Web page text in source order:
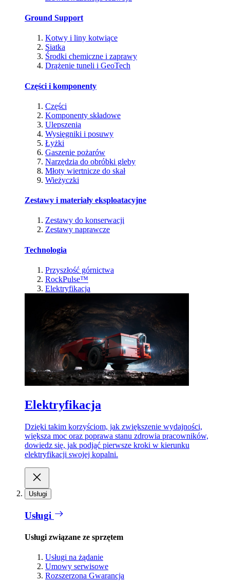
Ground Support
Kotwy i liny kotwiące
Siatka
Środki chemiczne i zaprawy
Drążenie tuneli i GeoTech
Części i komponenty
Części
Komponenty składowe
Ulepszenia
Wysięgniki i posuwy
Łyżki
Gaszenie pożarów
Narzędzia do obróbki gleby
Młoty wiertnicze do skał
Wieżyczki
Zestawy i materiały eksploatacyjne
Zestawy do konserwacji
Zestawy naprawcze
Technologia
Przyszłość górnictwa
RockPulse™
Elektryfikacja
Elektryfikacja
Dzięki takim korzyściom, jak zwiększenie wydajności,
większa moc oraz poprawa stanu zdrowia pracowników,
dowiedz się, jak podjąć pierwsze kroki w kierunku
elektryfikacji swojej kopalni.
Usługi
Usługi
Usługi związane ze sprzętem
Usługi na żądanie
Umowy serwisowe
Rozszerzona Gwarancja